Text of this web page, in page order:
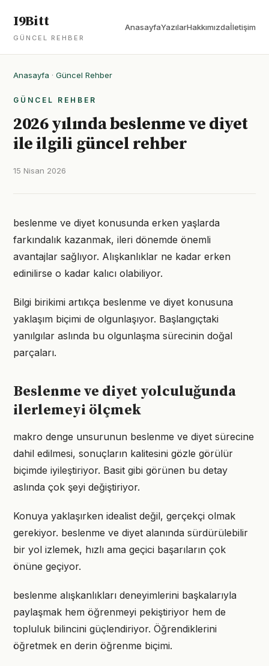
I9Bitt
GÜNCEL REHBER
AnasayfaYazılarHakkımızdaİletişim
Anasayfa · Güncel Rehber
GÜNCEL REHBER
2026 yılında beslenme ve diyet
ile ilgili güncel rehber
15 Nisan 2026
beslenme ve diyet konusunda erken yaşlarda
farkındalık kazanmak, ileri dönemde önemli
avantajlar sağlıyor. Alışkanlıklar ne kadar erken
edinilirse o kadar kalıcı olabiliyor.
Bilgi birikimi artıkça beslenme ve diyet konusuna
yaklaşım biçimi de olgunlaşıyor. Başlangıçtaki
yanılgılar aslında bu olgunlaşma sürecinin doğal
parçaları.
Beslenme ve diyet yolculuğunda
ilerlemeyi ölçmek
makro denge unsurunun beslenme ve diyet sürecine
dahil edilmesi, sonuçların kalitesini gözle görülür
biçimde iyileştiriyor. Basit gibi görünen bu detay
aslında çok şeyi değiştiriyor.
Konuya yaklaşırken idealist değil, gerçekçi olmak
gerekiyor. beslenme ve diyet alanında sürdürülebilir
bir yol izlemek, hızlı ama geçici başarıların çok
önüne geçiyor.
beslenme alışkanlıkları deneyimlerini başkalarıyla
paylaşmak hem öğrenmeyi pekiştiriyor hem de
topluluk bilincini güçlendiriyor. Öğrendiklerini
öğretmek en derin öğrenme biçimi.